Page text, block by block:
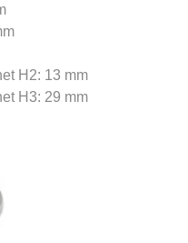
H2: 13 mm
H3: 29 mm